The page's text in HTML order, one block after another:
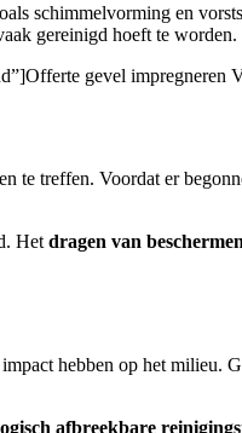
schimmelvorming en
gereinigd hoeft te worden.
gevel impregneren
te treffen. Voordat er
Het dragen van
hebben op het
afbreekbare